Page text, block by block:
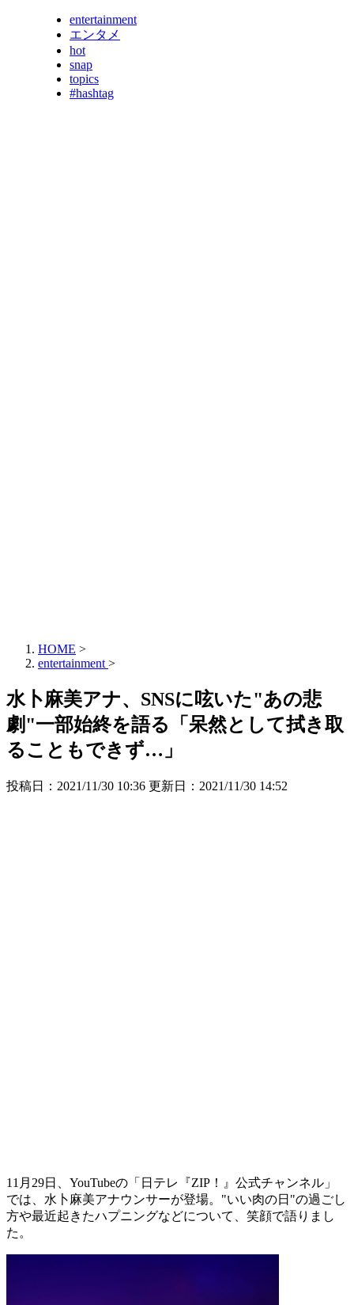
entertainment
エンタメ
hot
snap
topics
#hashtag
HOME >
entertainment >
水卜麻美アナ、SNSに呟いた"あの悲
劇"一部始終を語る「呆然として拭き取
ることもできず…」
投稿日：2021/11/30 10:36 更新日： 2021/11/30 14:52
11月29日、YouTubeの「日テレ『ZIP！』公式チャンネル」
では、水卜麻美アナウンサーが登場。"いい肉の日"の過ごし
方や最近起きたハプニングなどについて、笑顔で語りまし
た。